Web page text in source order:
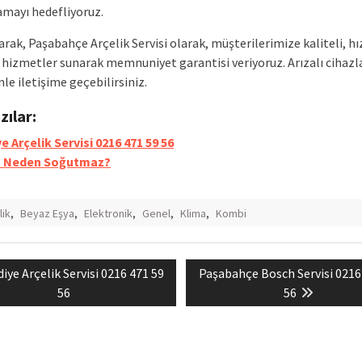
hedefliyoruz.
Paşabahçe Arçelik Servisi olarak, müşterilerimize kaliteli,
sunarak memnuniyet garantisi veriyoruz. Arızalı
iletişime geçebilirsiniz.
Arçelik Servisi 0216 471 59 56
Neden Soğutmaz?
, Beyaz Eşya, Elektronik, Genel, Klima, Kombi
Arçelik Servisi 0216 471 59
56
Next
Paşabahçe Bosch Servisi
56